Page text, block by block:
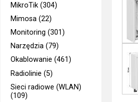
MikroTik (304)
Mimosa (22)
Monitoring (301)
Narzędzia (79)
Okablowanie (461)
Radiolinie (5)
Sieci radiowe (WLAN)
(109)